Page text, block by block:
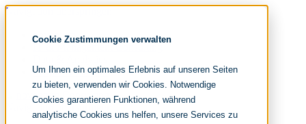
Cookie Zustimmungen verwalten
Um Ihnen ein optimales Erlebnis auf unseren Seiten
zu bieten, verwenden wir Cookies. Notwendige
Cookies garantieren Funktionen, während
analytische Cookies uns helfen, unsere Services zu
Navigation überspringen
noventum
IT & Management Consulting
People & Culture
Navigation überspringen